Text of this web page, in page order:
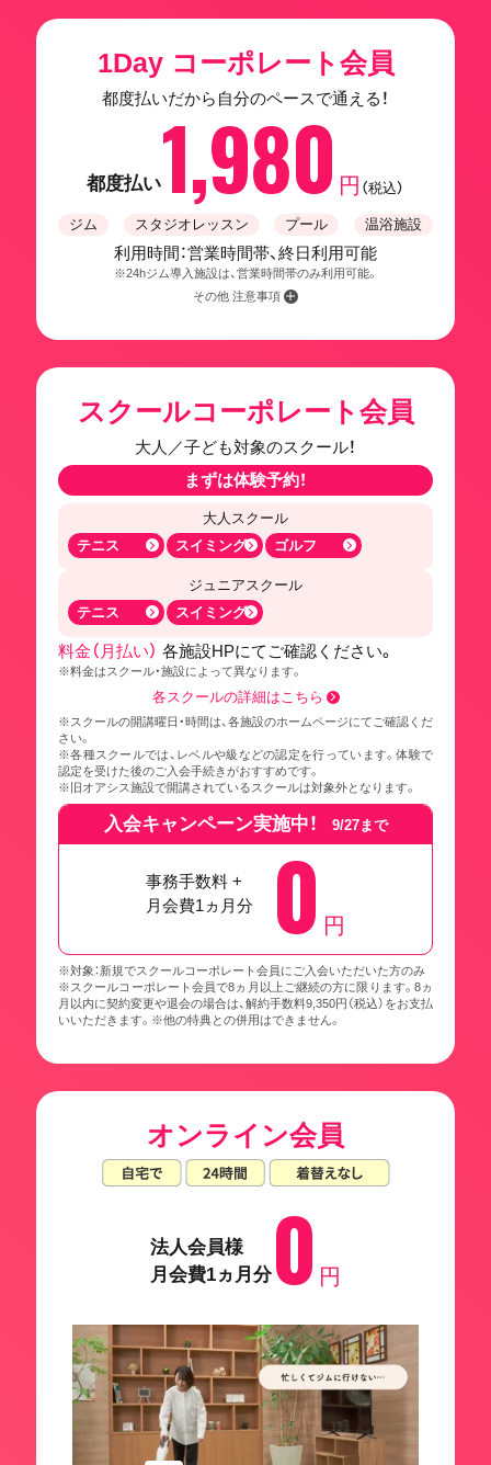
1Day コーポレート会員
都度払いだから自分のペースで通える！
都度払い1,980 円 （税込）
ジム スタジオレッスン プール 温浴施設
利用時間：営業時間帯、終日利用可能
※24hジム導入施設は、営業時間帯のみ利用可能。
その他 注意事項
スクールコーポレート会員
大人／子ども対象のスクール！
まずは体験予約！
大人スクール
テニス
スイミング ゴルフ
ジュニアスクール
テニス
スイミング
料金（月払い） 各施設HPにてご確認ください。
※料金はスクール・施設によって異なります。
各スクールの詳細はこちら
※スクールの開講曜日・時間は、各施設のホームページにてご確認くだ
さい。
※各種スクールでは、レベルや級などの認定を行っています。体験で
認定を受けた後のご入会手続きがおすすめです。
※旧オアシス施設で開講されているスクールは対象外となります。
入会キャンペーン実施中！ 9/27まで
事務手数料 +
月会費1ヵ月分
0 円
※対象：新規でスクールコーポレート会員にご入会いただいた方のみ
※スクールコーポレート会員で8ヵ月以上ご継続の方に限ります。8ヵ
月以内に契約変更や退会の場合は、解約手数料9,350円（税込）をお支払
いいただきます。※他の特典との併用はできません。
オンライン会員
法人会員様
月会費1ヵ月分0 円